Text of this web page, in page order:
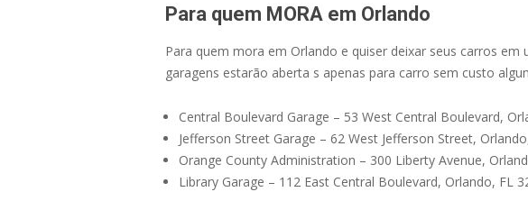
Para quem MORA em Orlando
Para quem mora em Orlando e quiser deixar seus carros
garagens estarão aberta s apenas para carro sem custo
Central Boulevard Garage – 53 West Central Boulevard,
Jefferson Street Garage – 62 West Jefferson Street,
Orange County Administration – 300 Liberty Avenue,
Library Garage – 112 East Central Boulevard, Orlando, FL